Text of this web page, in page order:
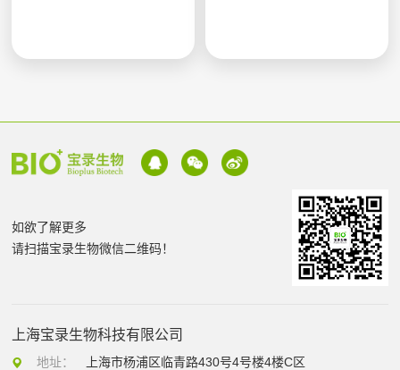
如欲了解更多
请扫描宝录生物微信二维码！
上海宝录生物科技有限公司
地址：
上海市杨浦区临青路430号4号楼4楼C区